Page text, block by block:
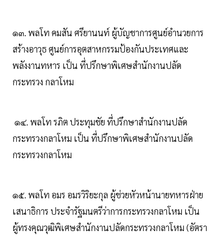
๑๓. พลโท คมสัน ศรียานนท์ ผู้บัญชาการศูนย์อํานวยการ
สร้างอาวุธ ศูนย์การอุตสาหกรรมป้องกันประเทศและ
พลังงานทหาร เป็น ที่ปรึกษาพิเศษสํานักงานปลัด
กระทรวง กลาโหม
๑๔. พลโท รภิต ประทุมชัย ที่ปรึกษาสํานักงานปลัด
กระทรวงกลาโหม เป็น ที่ปรึกษาพิเศษสํานักงานปลัด
กระทรวงกลาโหม
๑๕. พลโท อมร อมรวิริยะกุล ผู้ช่วยหัวหน้านายทหารฝ่าย
เสนาธิการ ประจํารัฐมนตรีว่าการกระทรวงกลาโหม เป็น
ผู้ทรงคุณวุฒิพิเศษสํานักงานปลัดกระทรวงกลาโหม (อัตรา